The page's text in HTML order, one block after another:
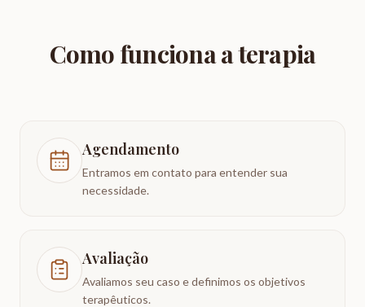
Como funciona a terapia
Agendamento
Entramos em contato para entender sua
necessidade.
Avaliação
Avaliamos seu caso e definimos os objetivos
terapêuticos.